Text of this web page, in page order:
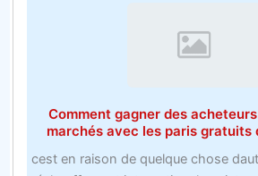
Comment gagner des
marchés avec les paris gratuits
cest en raison de quelque chose